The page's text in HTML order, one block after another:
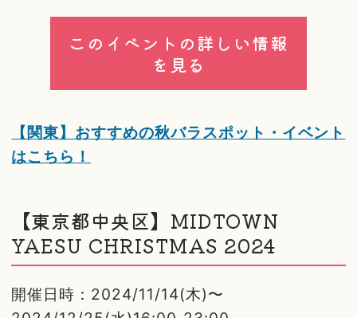
このイベントの詳しい情報
を見る
【関東】おすすめの秋バラスポット・イベント
はこちら！
【東京都中央区】MIDTOWN
YAESU CHRISTMAS 2024
開催日時：2024/11/14(木)〜